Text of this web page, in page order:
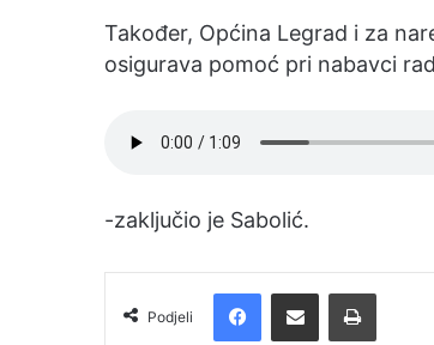
Također, Općina Legrad i za
osigurava pomoć pri nabavci
-zaključio je Sabolić.
Podjeli
FacebookPodijelite putem e-pošte Ispis